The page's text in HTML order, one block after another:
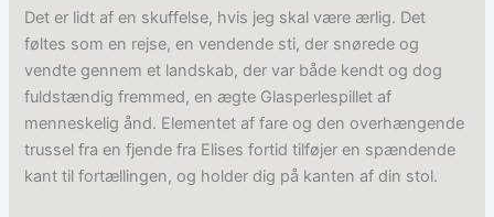
Det er lidt af en skuffelse, hvis jeg skal være ærlig. Det
føltes som en rejse, en vendende sti, der snørede og
vendte gennem et landskab, der var både kendt og dog
fuldstændig fremmed, en ægte Glasperlespillet af
menneskelig ånd. Elementet af fare og den overhængende
trussel fra en fjende fra Elises fortid tilføjer en spændende
kant til fortællingen, og holder dig på kanten af din stol.